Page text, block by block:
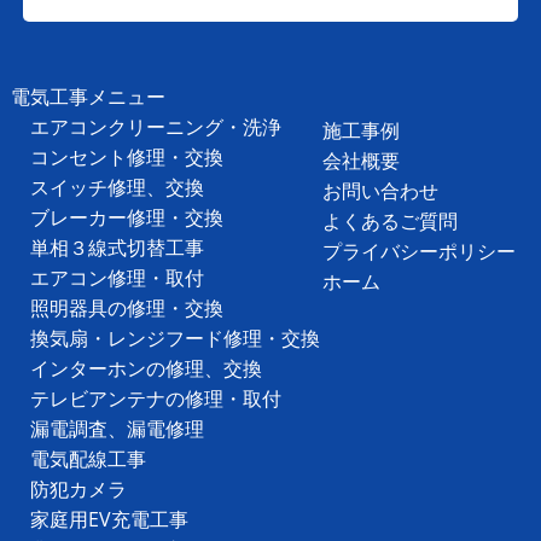
電気工事メニュー
エアコンクリーニング・洗浄
コンセント修理・交換
スイッチ修理、交換
ブレーカー修理・交換
単相３線式切替工事
エアコン修理・取付
照明器具の修理・交換
換気扇・レンジフード修理・交換
インターホンの修理、交換
テレビアンテナの修理・取付
漏電調査、漏電修理
電気配線工事
防犯カメラ
家庭用EV充電工事
施工事例
会社概要
お問い合わせ
よくあるご質問
プライバシーポリシー
ホーム